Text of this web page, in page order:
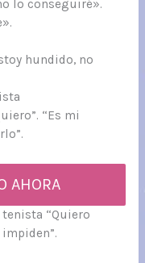
lo conseguiré».
hundido, no
“Es mi
AHORA
“Quiero